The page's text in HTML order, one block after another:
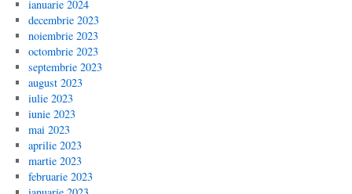
ianuarie 2024
decembrie 2023
noiembrie 2023
octombrie 2023
septembrie 2023
august 2023
iulie 2023
iunie 2023
mai 2023
aprilie 2023
martie 2023
februarie 2023